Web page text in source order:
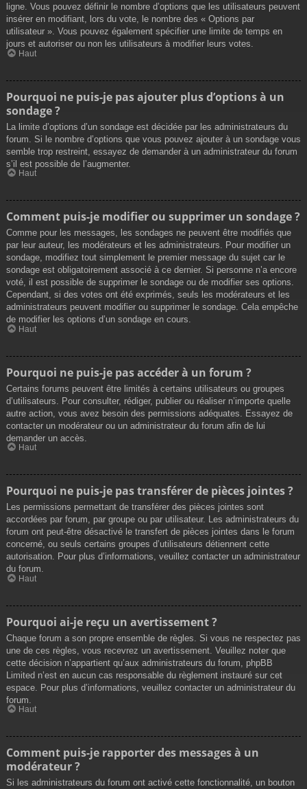
ligne. Vous pouvez définir le nombre d’options que les utilisateurs peuvent
insérer en modifiant, lors du vote, le nombre des « Options par
utilisateur ». Vous pouvez également spécifier une limite de temps en
jours et autoriser ou non les utilisateurs à modifier leurs votes.
Haut
Pourquoi ne puis-je pas ajouter plus d’options à un
sondage ?
La limite d’options d’un sondage est décidée par les administrateurs du
forum. Si le nombre d’options que vous pouvez ajouter à un sondage vous
semble trop restreint, essayez de demander à un administrateur du forum
s’il est possible de l’augmenter.
Haut
Comment puis-je modifier ou supprimer un sondage ?
Comme pour les messages, les sondages ne peuvent être modifiés que
par leur auteur, les modérateurs et les administrateurs. Pour modifier un
sondage, modifiez tout simplement le premier message du sujet car le
sondage est obligatoirement associé à ce dernier. Si personne n’a encore
voté, il est possible de supprimer le sondage ou de modifier ses options.
Cependant, si des votes ont été exprimés, seuls les modérateurs et les
administrateurs peuvent modifier ou supprimer le sondage. Cela empêche
de modifier les options d’un sondage en cours.
Haut
Pourquoi ne puis-je pas accéder à un forum ?
Certains forums peuvent être limités à certains utilisateurs ou groupes
d’utilisateurs. Pour consulter, rédiger, publier ou réaliser n’importe quelle
autre action, vous avez besoin des permissions adéquates. Essayez de
contacter un modérateur ou un administrateur du forum afin de lui
demander un accès.
Haut
Pourquoi ne puis-je pas transférer de pièces jointes ?
Les permissions permettant de transférer des pièces jointes sont
accordées par forum, par groupe ou par utilisateur. Les administrateurs du
forum ont peut-être désactivé le transfert de pièces jointes dans le forum
concerné, ou seuls certains groupes d’utilisateurs détiennent cette
autorisation. Pour plus d’informations, veuillez contacter un administrateur
du forum.
Haut
Pourquoi ai-je reçu un avertissement ?
Chaque forum a son propre ensemble de règles. Si vous ne respectez pas
une de ces règles, vous recevrez un avertissement. Veuillez noter que
cette décision n’appartient qu’aux administrateurs du forum, phpBB
Limited n’est en aucun cas responsable du règlement instauré sur cet
espace. Pour plus d’informations, veuillez contacter un administrateur du
forum.
Haut
Comment puis-je rapporter des messages à un
modérateur ?
Si les administrateurs du forum ont activé cette fonctionnalité, un bouton